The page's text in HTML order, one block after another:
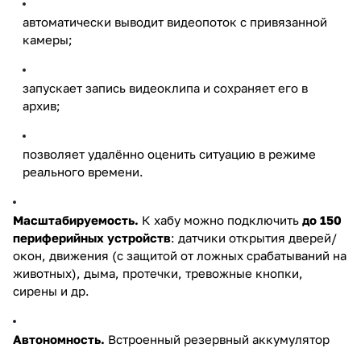
автоматически выводит видеопоток с привязанной
камеры;
запускает запись видеоклипа и сохраняет его в
архив;
позволяет удалённо оценить ситуацию в режиме
реального времени.
Масштабируемость. К хабу можно подключить до 150
периферийных устройств: датчики открытия дверей/
окон, движения (с защитой от ложных срабатываний на
животных), дыма, протечки, тревожные кнопки,
сирены и др.
Автономность. Встроенный резервный аккумулятор